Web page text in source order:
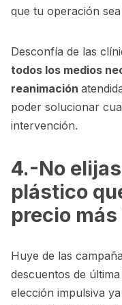
que tu operación
Desconfía de las
todos los medios
reanimación
poder solucionar
intervención.
4.-No
plástico
precio
Huye de las
descuentos de
elección impulsiva